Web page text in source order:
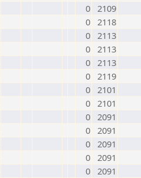
0 2109
0 2118
0 2113
0 2113
0 2113
0 2119
0 2101
0 2101
0 2091
0 2091
0 2091
0 2091
0 2091